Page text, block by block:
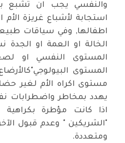
والنفسي يجب ان تشبع
استجابة لأشباع غريزة الأم
اطفالها, وفي سياقات
الخالة او العمة او الجدة
المستوى النفسي او
المستوى
مستوى اكراه الأم لغير
يهدد بمخاطر واضطرابات
اذا كانت مؤطرة
"الشريكين " وعدم قبول
ومتعددة.